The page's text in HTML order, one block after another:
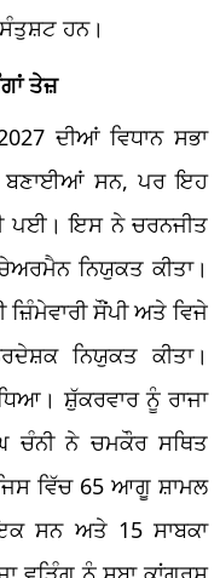
ਹਨ।
ਤੇਜ਼
ਦੀਆਂ ਵਿਧਾਨ ਸਭਾ
ਬਣਾਈਆਂ ਸਨ, ਪਰ ਇਹ
ਪਈ। ਇਸ ਨੇ ਚਰਨਜੀਤ
ਨਿਯੁਕਤ ਕੀਤਾ।
ਸੌਂਪੀ ਅਤੇ ਵਿਜੇ
ਨਿਯੁਕਤ ਕੀਤਾ।
ਸ਼ੁੱਕਰਵਾਰ ਨੂੰ ਰਾਜਾ
ਚੰਨੀ ਨੇ ਚਮਕੌਰ ਸਥਿਤ
ਵਿੱਚ 65 ਆਗੂ ਸ਼ਾਮਲ
ਸਨ ਅਤੇ 15 ਸਾਬਕਾ